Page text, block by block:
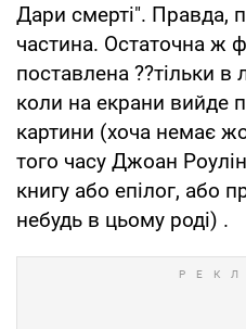
Дари смерті". Правда,
частина. Остаточна ж
поставлена ??тільки в
коли на екрани вийде
картини (хоча немає
того часу Джоан
книгу або епілог, або
небудь в цьому роді) .